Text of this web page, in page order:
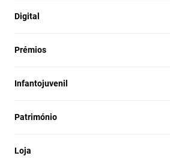
Digital
Prémios
Infantojuvenil
Património
Loja